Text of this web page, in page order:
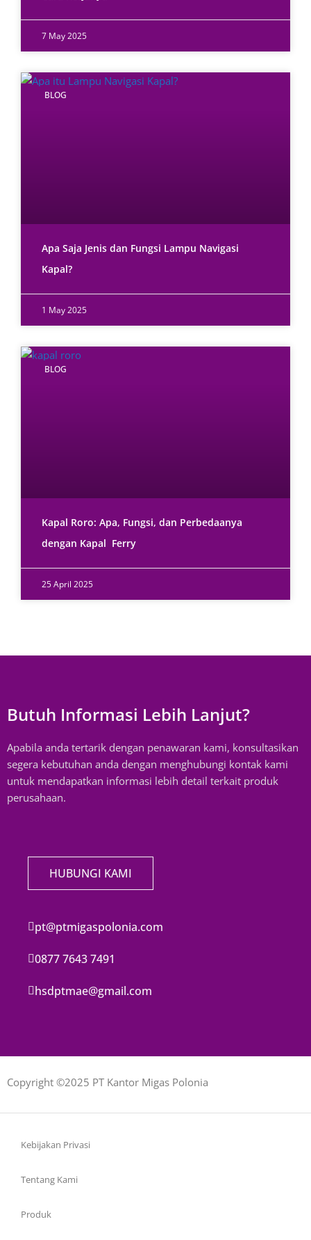
7 May 2025
BLOG
Apa Saja Jenis dan Fungsi Lampu Navigasi
Kapal?
1 May 2025
BLOG
Kapal Roro: Apa, Fungsi, dan Perbedaanya
dengan Kapal Ferry
25 April 2025
Butuh Informasi Lebih Lanjut?
Apabila anda tertarik dengan penawaran kami, konsultasikan
segera kebutuhan anda dengan menghubungi kontak kami
untuk mendapatkan informasi lebih detail terkait produk
perusahaan.
HUBUNGI KAMI
pt@ptmigaspolonia.com
0877 7643 7491
hsdptmae@gmail.com
Copyright ©2025 PT Kantor Migas Polonia
Kebijakan Privasi
Tentang Kami
Produk